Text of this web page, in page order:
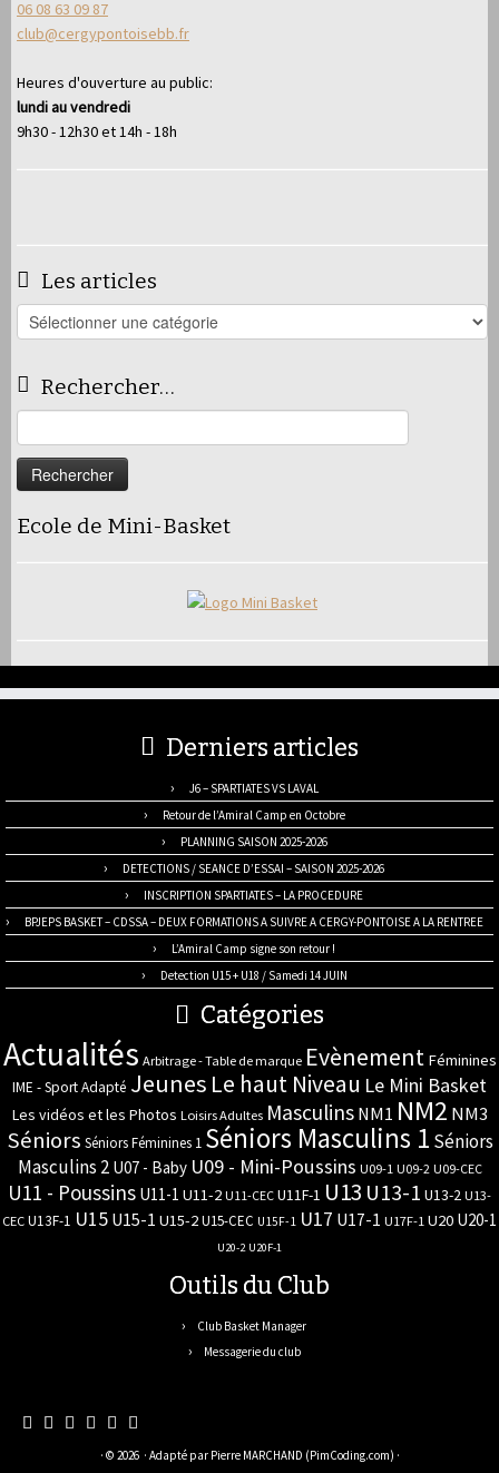
06 08 63 09 87
club@cergypontoisebb.fr
Heures d'ouverture au public:
lundi au vendredi
9h30 - 12h30 et 14h - 18h
Les articles
Les
articles
Rechercher…
Ecole de Mini-Basket
Derniers articles
J6 – SPARTIATES VS LAVAL
Retour de l’Amiral Camp en Octobre
PLANNING SAISON 2025-2026
DETECTIONS / SEANCE D’ESSAI – SAISON 2025-2026
INSCRIPTION SPARTIATES – LA PROCEDURE
BPJEPS BASKET – CDSSA – DEUX FORMATIONS A SUIVRE A CERGY-PONTOISE A LA RENTREE
L’Amiral Camp signe son retour !
Detection U15 + U18 / Samedi 14 JUIN
Catégories
Actualités Arbitrage - Table de marque Evènement Féminines
IME - Sport Adapté Jeunes Le haut Niveau Le Mini Basket
Les vidéos et les Photos Loisirs Adultes Masculins NM1 NM2 NM3
Séniors Séniors Féminines 1 Séniors Masculins 1 Séniors
Masculins 2 U07 - Baby U09 - Mini-Poussins U09-1 U09-2 U09-CEC
U11 - Poussins U11-1 U11-2 U11-CEC U11F-1 U13 U13-1 U13-2 U13-
CEC U13F-1 U15 U15-1 U15-2U15-CEC U15F-1 U17 U17-1 U17F-1 U20 U20-1
U20-2 U20F-1
Outils du Club
Club Basket Manager
Messagerie du club
· © 2026 · Adapté par Pierre MARCHAND (PimCoding.com) ·